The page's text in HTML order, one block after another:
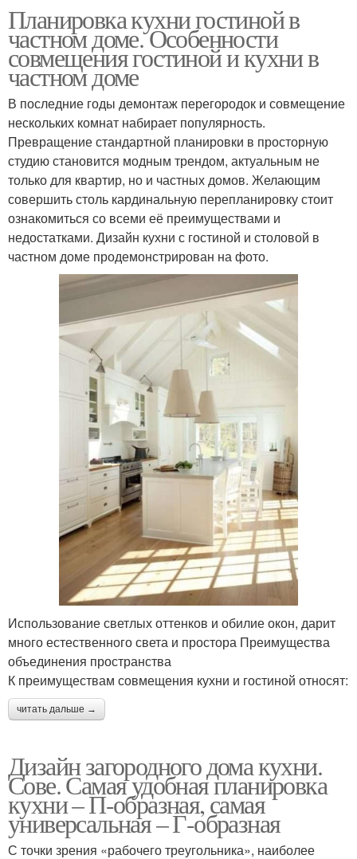
Планировка кухни гостиной в
частном доме. Особенности
совмещения гостиной и кухни в
частном доме
В последние годы демонтаж перегородок и совмещение
нескольких комнат набирает популярность.
Превращение стандартной планировки в просторную
студию становится модным трендом, актуальным не
только для квартир, но и частных домов. Желающим
совершить столь кардинальную перепланировку стоит
ознакомиться со всеми её преимуществами и
недостатками. Дизайн кухни с гостиной и столовой в
частном доме продемонстрирован на фото.
Использование светлых оттенков и обилие окон, дарит
много естественного света и простора Преимущества
объединения пространства
К преимуществам совмещения кухни и гостиной относят:
читать дальше →
Дизайн загородного дома кухни.
Сове. Самая удобная планировка
кухни – П-образная, самая
универсальная – Г-образная
С точки зрения «рабочего треугольника», наиболее